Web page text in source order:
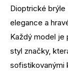
Dioptrické
elegance a
Každý model je
styl značky,
sofistikovanými